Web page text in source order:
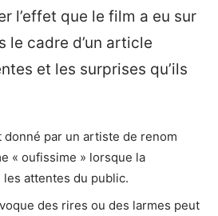
l’effet que le film a eu sur
le cadre d’un article
et les surprises qu’ils
donné par un artiste de renom
« oufissime » lorsque la
attentes du public.
des rires ou des larmes peut